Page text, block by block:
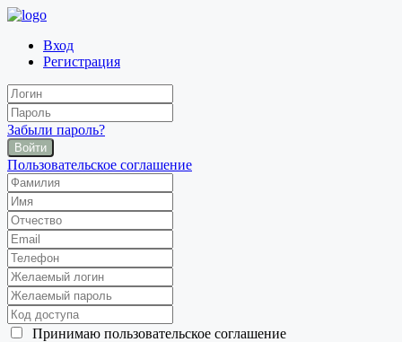
Вход
Регистрация
Забыли пароль?
Войти
Пользовательское соглашение
Принимаю пользовательское соглашение